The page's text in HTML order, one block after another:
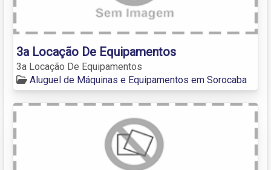
3a Locação De Equipamentos
3a Locação De Equipamentos
Aluguel de Máquinas e Equipamentos em Sorocaba